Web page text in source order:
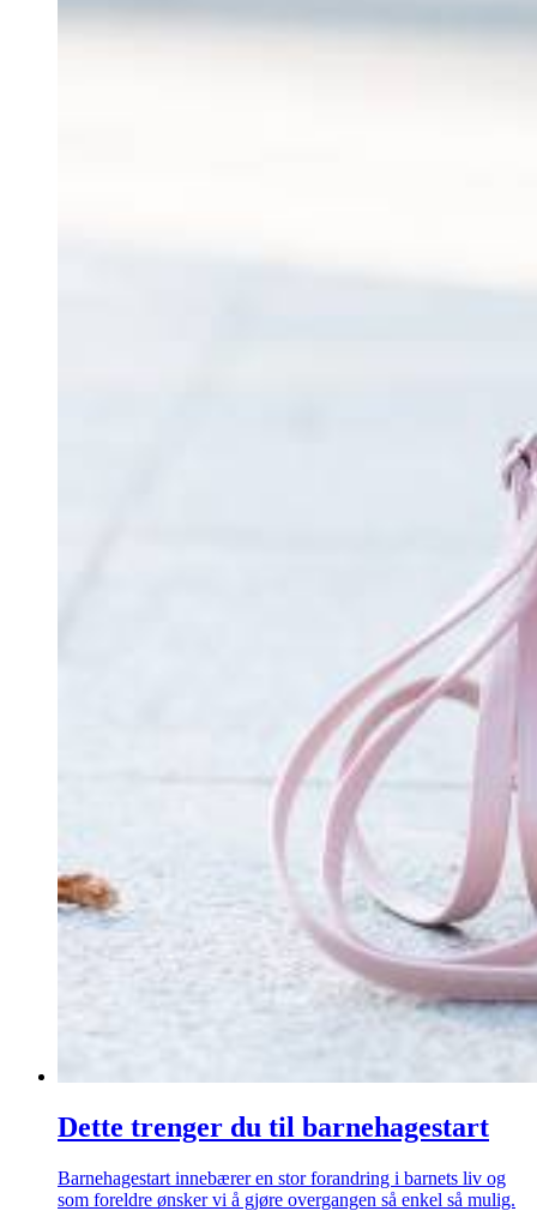
Dette trenger du til barnehagestart
Barnehagestart innebærer en stor forandring i barnets liv og
som foreldre ønsker vi å gjøre overgangen så enkel så mulig.